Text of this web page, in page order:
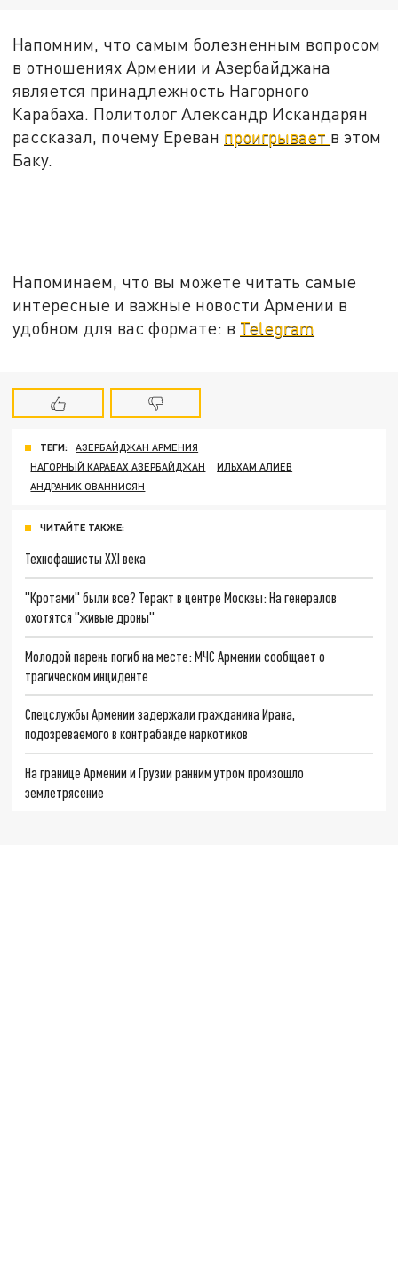
Напомним, что самым болезненным вопросом
в отношениях Армении и Азербайджана
является принадлежность Нагорного
Карабаха. Политолог Александр Искандарян
рассказал, почему Ереван проигрывает в этом
Баку.
Напоминаем, что вы можете читать самые
интересные и важные новости Армении в
удобном для вас формате: в Telegram
ТЕГИ:
АЗЕРБАЙДЖАН АРМЕНИЯ
НАГОРНЫЙ КАРАБАХ АЗЕРБАЙДЖАН
ИЛЬХАМ АЛИЕВ
АНДРАНИК ОВАННИСЯН
ЧИТАЙТЕ ТАКЖЕ:
Технофашисты XXI века
"Кротами" были все? Теракт в центре Москвы: На генералов
охотятся "живые дроны"
Молодой парень погиб на месте: МЧС Армении сообщает о
трагическом инциденте
Спецслужбы Армении задержали гражданина Ирана,
подозреваемого в контрабанде наркотиков
На границе Армении и Грузии ранним утром произошло
землетрясение